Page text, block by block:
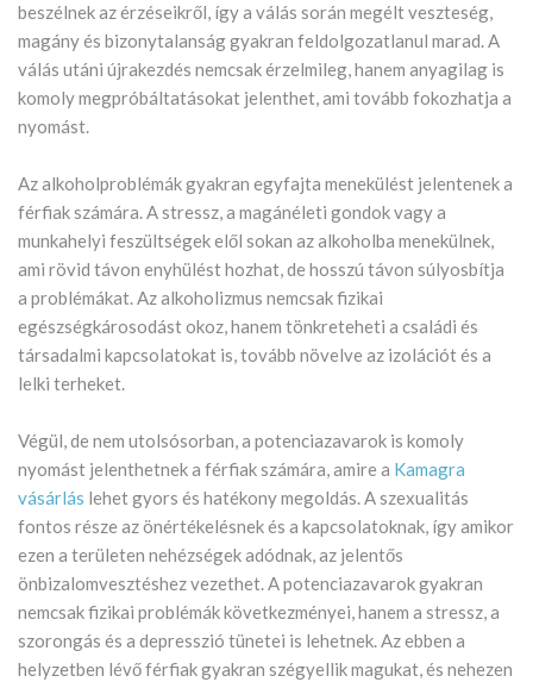
beszélnek az érzéseikről, így a válás során megélt veszteség,
magány és bizonytalanság gyakran feldolgozatlanul marad. A
válás utáni újrakezdés nemcsak érzelmileg, hanem anyagilag is
komoly megpróbáltatásokat jelenthet, ami tovább fokozhatja a
nyomást.
Az alkoholproblémák gyakran egyfajta menekülést jelentenek a
férfiak számára. A stressz, a magánéleti gondok vagy a
munkahelyi feszültségek elől sokan az alkoholba menekülnek,
ami rövid távon enyhülést hozhat, de hosszú távon súlyosbítja
a problémákat. Az alkoholizmus nemcsak fizikai
egészségkárosodást okoz, hanem tönkreteheti a családi és
társadalmi kapcsolatokat is, tovább növelve az izolációt és a
lelki terheket.
Végül, de nem utolsósorban, a potenciazavarok is komoly
nyomást jelenthetnek a férfiak számára, amire a Kamagra
vásárlás lehet gyors és hatékony megoldás. A szexualitás
fontos része az önértékelésnek és a kapcsolatoknak, így amikor
ezen a területen nehézségek adódnak, az jelentős
önbizalomvesztéshez vezethet. A potenciazavarok gyakran
nemcsak fizikai problémák következményei, hanem a stressz, a
szorongás és a depresszió tünetei is lehetnek. Az ebben a
helyzetben lévő férfiak gyakran szégyellik magukat, és nehezen